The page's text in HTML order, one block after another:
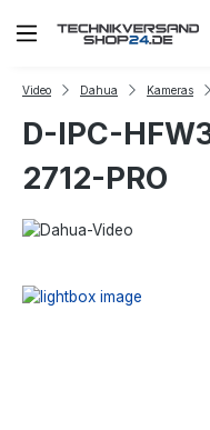
Zum Hauptinhalt springen
Video Dahua Kameras
D-IPC-
2712-PRO